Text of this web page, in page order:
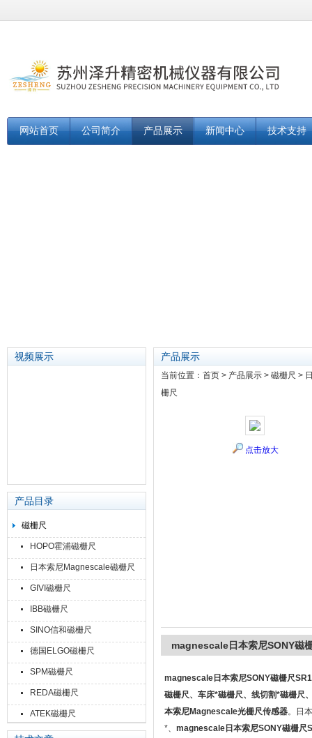
网站首页 公司简介 产品展示 新闻中心 技术支持
视频展示
产品目录
磁栅尺
HOPO霍浦磁栅尺
日本索尼Magnescale磁栅尺
GIVI磁栅尺
IBB磁栅尺
SINO信和磁栅尺
德国ELGO磁栅尺
SPM磁栅尺
REDA磁栅尺
ATEK磁栅尺
产品展示
当前位置： 首页 > 产品展示 > 磁栅尺 >
栅尺
点击放大
magnescale日本索尼SONY磁
magnescale日本索尼SONY磁栅尺
磁栅尺、车床*磁栅尺、线切割*磁栅尺
本索尼Magnescale光栅尺传感器。日
*、 magnescale日本索尼SONY磁栅尺